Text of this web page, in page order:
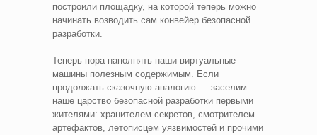
построили площадку, на которой теперь можно
начинать возводить сам конвейер безопасной
разработки.
Теперь пора наполнять наши виртуальные
машины полезным содержимым. Если
продолжать сказочную аналогию — заселим
наше царство безопасной разработки первыми
жителями: хранителем секретов, смотрителем
артефактов, летописцем уязвимостей и прочими